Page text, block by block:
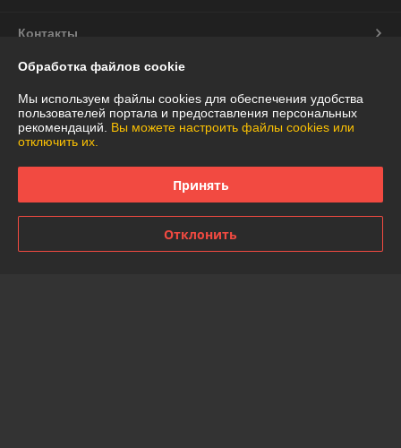
Контакты
Доставка и оплата
График работы
Политика обработки cookies
Сайт создан на платформе Deal.by
Обработка файлов cookie
Мы используем файлы cookies для обеспечения удобства
пользователей портала и предоставления персональных
рекомендаций. Вы можете настроить файлы cookies или
отключить их.
Принять
Отклонить